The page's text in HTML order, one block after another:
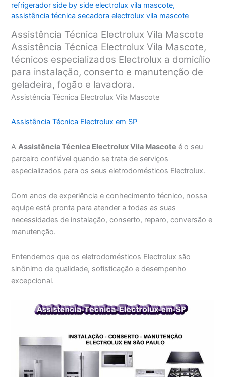
refrigerador side by side electrolux vila mascote,
assistência técnica secadora electrolux vila mascote
Assistência Técnica Electrolux Vila Mascote
Assistência Técnica Electrolux Vila Mascote,
técnicos especializados Electrolux a domicílio
para instalação, conserto e manutenção de
geladeira, fogão e lavadora.
Assistência Técnica Electrolux Vila Mascote
Assistência Técnica Electrolux em SP
AAssistência Técnica Electrolux Vila Mascote é o seu
parceiro confiável quando se trata de serviços
especializados para os seus eletrodomésticos Electrolux.
Com anos de experiência e conhecimento técnico, nossa
equipe está pronta para atender a todas as suas
necessidades de instalação, conserto, reparo, conversão e
manutenção.
Entendemos que os eletrodomésticos Electrolux são
sinônimo de qualidade, sofisticação e desempenho
excepcional.